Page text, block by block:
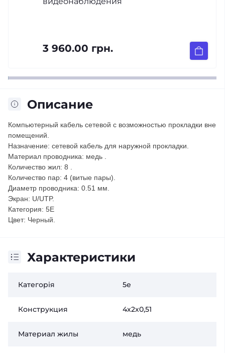
3 960.00 грн.
Описание
Компьютерный кабель сетевой с возможностью прокладки вне
помещений.
Назначение: сетевой кабель для наружной прокладки.
Материал проводника: медь .
Количество жил: 8 .
Количество пар: 4 (витые пары).
Диаметр проводника: 0.51 мм.
Экран: U/UTP.
Категория: 5Е
Цвет: Черный.
Характеристики
Категорія 5е
Конструкция 4х2х0,51
Материал жилы медь